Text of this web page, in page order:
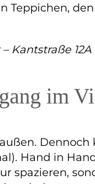
Teppichen,
Kantstraße 12A
im
Hand in
spazieren,